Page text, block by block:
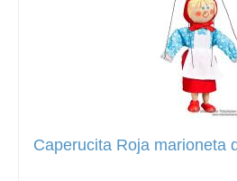
Caperucita Roja marioneta